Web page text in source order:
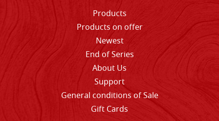
Products
Products on offer
Newest
End of Series
About Us
Support
General conditions of Sale
Gift Cards